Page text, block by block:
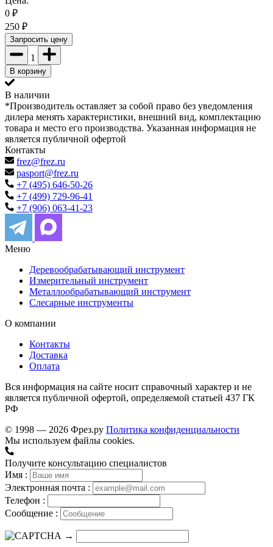
0 ₽
250 ₽
Запросить цену
1
В корзину
В наличии
*Производитель оставляет за собой право без уведомления
дилера менять характеристики, внешний вид, комплектацию
товара и место его производства. Указанная информация не
является публичной офертой
Контакты
frez@frez.ru
pasport@frez.ru
+7 (495) 646-50-26
+7 (499) 729-96-41
+7 (906) 063-41-23
Меню
Деревообрабатывающий инструмент
Измерительный инструмент
Металлообрабатывающий инструмент
Слесарные инструменты
О компании
Контакты
Доставка
Оплата
Вся информация на сайте носит справочный характер и не
является публичной офертой, определяемой статьей 437 ГК
РФ
© 1998 — 2026 Фрез.ру Политика конфиденциальности
Мы используем файлы cookies.
Получите консультацию специалистов
Имя :
Электронная почта :
Телефон :
Сообщение :
→